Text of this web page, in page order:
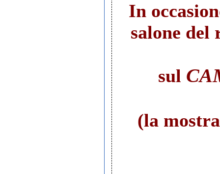
In
salone
sul
(la